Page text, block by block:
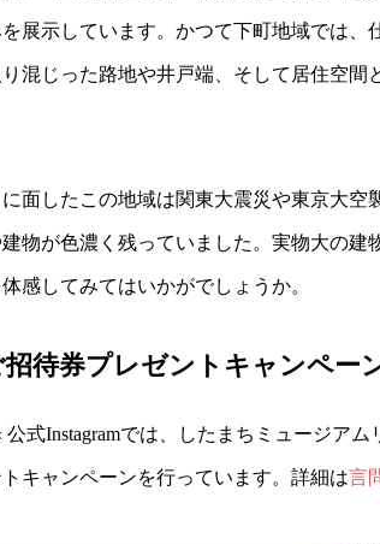
展示しています。かつて下町地域では
混じった路地や井戸端、そして居住空
面したこの地域は関東大震災や東京大
物が色濃く残っていました。実物大の
感してみてはいかがでしょうか。
待券プレゼントキャンペー
公式Instagramでは、したまちミュージア
キャンペーンを行っています。詳細は言